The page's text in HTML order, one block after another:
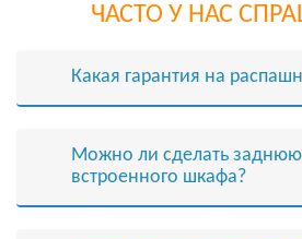
ЧАСТО У НАС
Какая гарантия на
Можно ли сделать заднюю
встроенного шкафа?